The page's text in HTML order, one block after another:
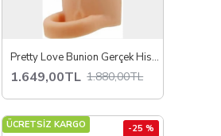
Pretty Love Bunion Gerçek Hissiyatlı Uzatıcı Penis Kılıfı
1.649,00TL 1.880,00TL
ÜCRETSİZ KARGO -25 %